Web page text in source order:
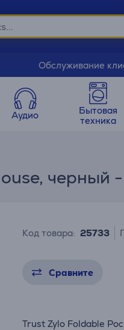
Обслуживание
Аудио
Бытовая
техника
Код товара: 25733
Сравните
Trust Zylo Foldable